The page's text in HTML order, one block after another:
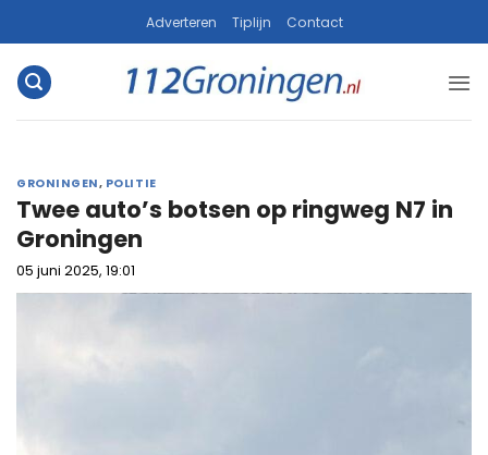
naar
inhoud
Adverteren Tiplijn Contact
GRONINGEN, POLITIE
Twee auto’s botsen op ringweg N7 in
Groningen
05 juni 2025, 19:01